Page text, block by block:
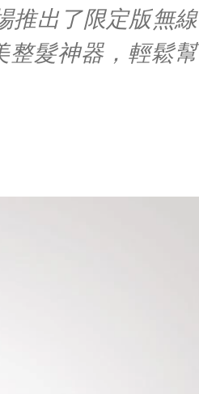
推出了限定版無線
整髮神器，輕鬆幫